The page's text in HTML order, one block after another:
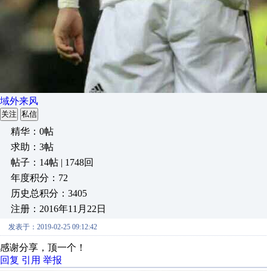
域外来风
关注 私信
精华：0帖
求助：3帖
帖子：14帖 | 1748回
年度积分：72
历史总积分：3405
注册：2016年11月22日
发表于：2019-02-25 09:12:42
感谢分享，顶一个！
回复 引用 举报